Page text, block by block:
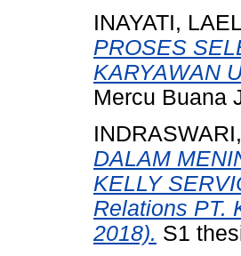
INAYATI,
PROSES
KARYAWAN
Mercu Buana
DALAM
KELLY
Relations PT.
2018). S1